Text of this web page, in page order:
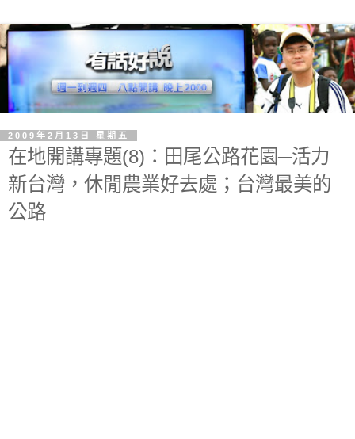
2009年2月13日 星期五
在地開講專題(8)：田尾公路花園─活力
新台灣，休閒農業好去處；台灣最美的
公路